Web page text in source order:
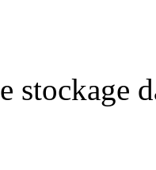
stockage